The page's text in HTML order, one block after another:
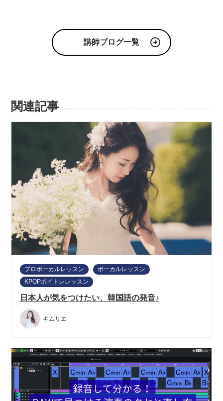
講師ブログ一覧
関連記事
プロボーカルレッスン
ボーカルレッスン
KPOPボイトレレッスン
日本人が気をつけたい、韓国語の発音♪
キムリエ